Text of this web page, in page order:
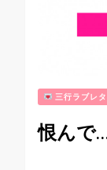
三行ラブレ
恨んで